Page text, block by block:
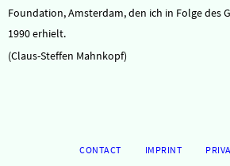
Foundation, Amsterdam, den ich in Folge des
1990 erhielt.
(Claus-Steffen Mahnkopf)
CONTACT IMPRINT